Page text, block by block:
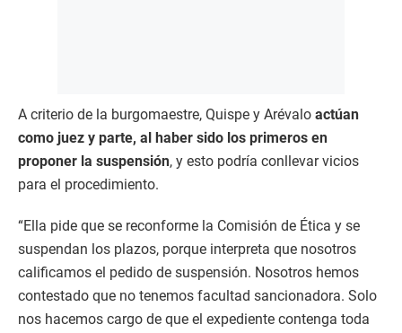
A criterio de la burgomaestre, Quispe y Arévalo actúan
como juez y parte, al haber sido los primeros en
proponer la suspensión, y esto podría conllevar vicios
para el procedimiento.
“Ella pide que se reconforme la Comisión de Ética y se
suspendan los plazos, porque interpreta que nosotros
calificamos el pedido de suspensión. Nosotros hemos
contestado que no tenemos facultad sancionadora. Solo
nos hacemos cargo de que el expediente contenga toda